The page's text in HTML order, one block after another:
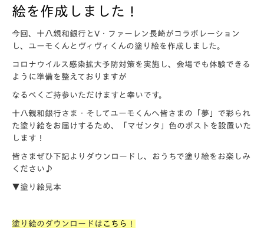
絵を作成しました！
今回、十八親和銀行とV・ファーレン長崎がコラボレーション
し、ユーモくんとヴィヴィくんの塗り絵を作成しました。
コロナウイルス感染拡大予防対策を実施し、会場でも体験できる
ように準備を整えておりますが
なるべくご持参いただけますと幸いです。
十八親和銀行さま・そしてユーモくんへ皆さまの「夢」で彩られ
た塗り絵をお届けするため、「マゼンタ」色のポストを設置いた
します！
皆さまぜひ下記よりダウンロードし、おうちで塗り絵をお楽しみ
ください♪
▼塗り絵見本
塗り絵のダウンロードは こちら ！